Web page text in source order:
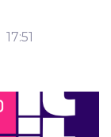
17:51